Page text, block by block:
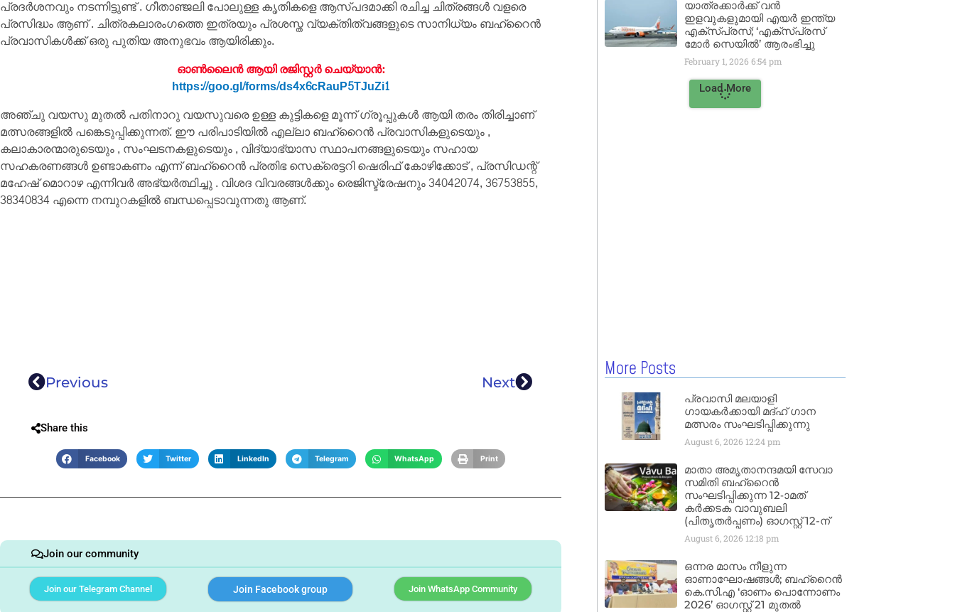
പ്രദർശനവും നടന്നിട്ടുണ്ട് . ഗീതാഞ്ജലി പോലുള്ള കൃതികളെ ആസ്പദമാക്കി രചിച്ച ചിത്രങ്ങൾ വളരെ
പ്രസിദ്ധം ആണ് . ചിത്രകലാരംഗത്തെ ഇത്രയും പ്രശസ്ത വ്യക്തിത്വങ്ങളുടെ സാനിധ്യം ബഹ്‌റൈൻ
പ്രവാസികൾക്ക് ഒരു പുതിയ അനുഭവം ആയിരിക്കും.
ഓൺലൈൻ ആയി രജിസ്റ്റർ ചെയ്യാൻ:
https://goo.gl/forms/ds4x6cRauP5TJuZi1
അഞ്ചു വയസു മുതൽ പതിനാറു വയസുവരെ ഉള്ള കുട്ടികളെ മൂന്ന് ഗ്രൂപ്പുകൾ ആയി തരം തിരിച്ചാണ്
മത്സരങ്ങളിൽ പങ്കെടുപ്പിക്കുന്നത്. ഈ പരിപാടിയിൽ എല്ലാ ബഹ്‌റൈൻ പ്രവാസികളുടെയും ,
കലാകാരന്മാരുടെയും , സംഘടനകളുടെയും , വിദ്യാഭ്യാസ സ്ഥാപനങ്ങളുടെയും സഹായ
സഹകരണങ്ങൾ ഉണ്ടാകണം എന്ന് ബഹ്‌റൈൻ പ്രതിഭ സെക്രെട്ടറി ഷെരിഫ് കോഴിക്കോട് , പ്രസിഡന്റ്
മഹേഷ് മൊറാഴ എന്നിവർ അഭ്യർത്ഥിച്ചു . വിശദ വിവരങ്ങൾക്കും രെജിസ്ട്രേഷനും 34042074, 36753855,
38340834 എന്നെ നമ്പുറകളിൽ ബന്ധപ്പെടാവുന്നതു ആണ്.
Previous Next
Share this
Facebook Twitter LinkedIn Telegram WhatsApp Print
Join our community
Join our Telegram Channel Join Facebook group Join WhatsApp Community
യാത്രക്കാർക്ക് വൻ
ഇളവുകളുമായി എയർ ഇന്ത്യ
എക്സ്പ്രസ്; ‘എക്സ്പ്രസ്
മോർ സെയിൽ’ ആരംഭിച്ചു
February 1, 2026 6:54 pm
Load More
More Posts
പ്രവാസി മലയാളി
ഗായകർക്കായി മദ്ഹ് ഗാന
മത്സരം സംഘടിപ്പിക്കുന്നു
August 6, 2026 12:24 pm
മാതാ അമൃതാനന്ദമയി സേവാ
സമിതി ബഹ്‌റൈൻ
സംഘടിപ്പിക്കുന്ന 12-ാമത്
കർക്കടക വാവുബലി
(പിതൃതർപ്പണം) ഓഗസ്റ്റ് 12-ന്
August 6, 2026 12:18 pm
ഒന്നര മാസം നീളുന്ന
ഓണാഘോഷങ്ങൾ; ബഹ്‌റൈൻ
കെ.സി.എ ‘ഓണം പൊന്നോണം
2026’ ഓഗസ്റ്റ് 21 മുതൽ